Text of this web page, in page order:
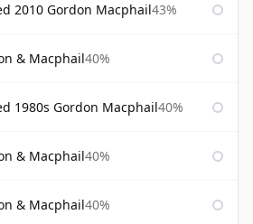
2010 Gordon Macphail43%
& Macphail40%
1980s Gordon Macphail40%
& Macphail40%
& Macphail40%